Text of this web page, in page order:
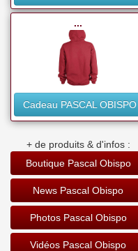
...
Cadeau PASCAL OBISPO
+ de produits & d'infos :
Boutique Pascal Obispo
News Pascal Obispo
Photos Pascal Obispo
Vidéos Pascal Obispo